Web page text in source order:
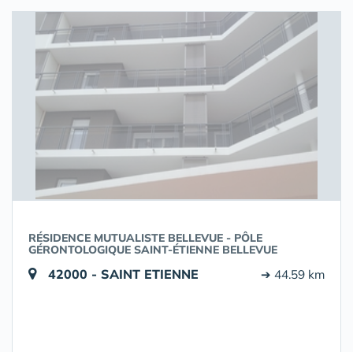
RÉSIDENCE MUTUALISTE BELLEVUE - PÔLE
GÉRONTOLOGIQUE SAINT-ÉTIENNE BELLEVUE
42000 - SAINT ETIENNE ➔ 44.59 km